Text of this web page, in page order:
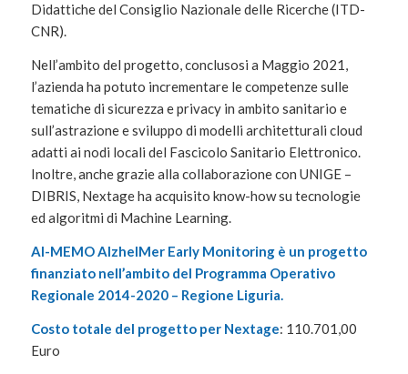
Didattiche del Consiglio Nazionale delle Ricerche (ITD-
CNR).
Nell’ambito del progetto, conclusosi a Maggio 2021,
l’azienda ha potuto incrementare le competenze sulle
tematiche di sicurezza e privacy in ambito sanitario e
sull’astrazione e sviluppo di modelli architetturali cloud
adatti ai nodi locali del Fascicolo Sanitario Elettronico.
Inoltre, anche grazie alla collaborazione con UNIGE –
DIBRIS, Nextage ha acquisito know-how su tecnologie
ed algoritmi di Machine Learning.
AI-MEMO AlzheIMer Early Monitoring è un progetto
finanziato nell’ambito del Programma Operativo
Regionale 2014-2020 – Regione Liguria.
Costo totale del progetto per Nextage: 110.701,00
Euro